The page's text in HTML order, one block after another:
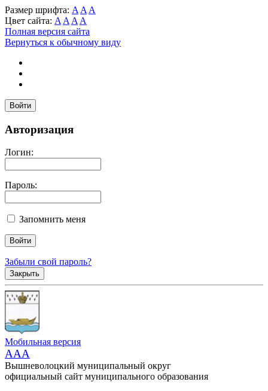
Размер шрифта: A A A
Цвет сайта: A A A A
Полная версия сайта
Вернуться к обычному виду
Войти
Авторизация
Логин:
Пароль:
Запомнить меня
Забыли свой пароль?
Закрыть
Мобильная версия
AAA
Вышневолоцкий муниципальный округ
официальный сайт муниципального образования